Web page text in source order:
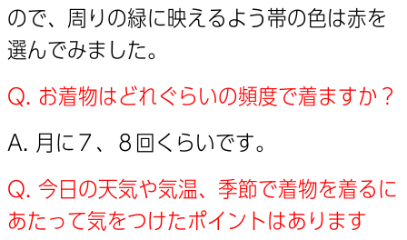
ので、周りの緑に映えるよう帯の色は赤を
選んでみました。
Q. お着物はどれぐらいの頻度で着ますか？
A. 月に７、８回くらいです。
Q. 今日の天気や気温、季節で着物を着るに
あたって気をつけたポイントはあります